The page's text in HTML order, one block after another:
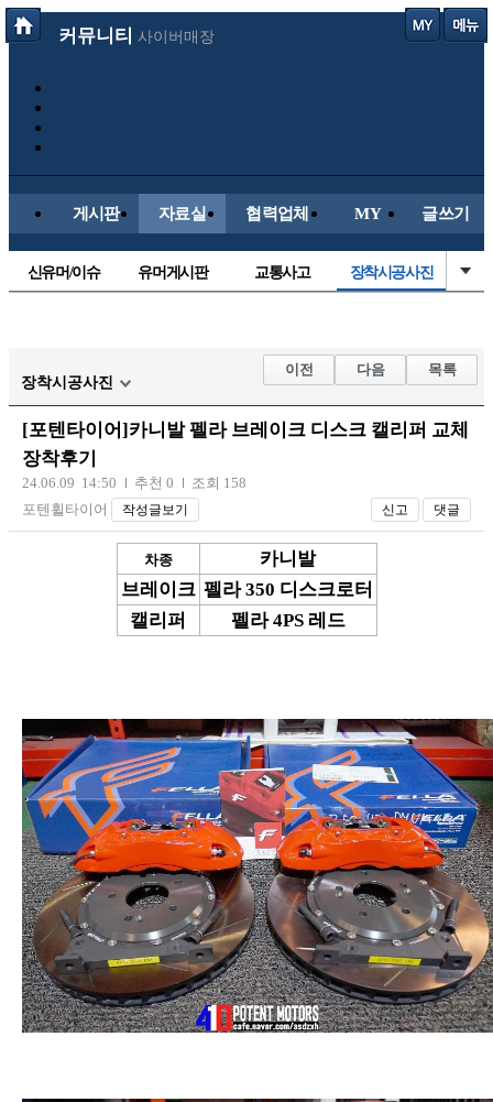
커뮤니티 사이버매장
게시판 자료실 협력업체 MY 글쓰기
신유머/이슈 유머게시판 교통사고 장착시공사진
레이싱모델 자유사진
군사/무기
오토바이
장착시공사진
이전 다음 목록
[포텐타이어]카니발 펠라 브레이크 디스크 캘리퍼 교체
장착후기
24.06.09 14:50 추천 0
조회 158
포텐휠타이어
작성글보기 신고 댓글
차종
카니발
브레이크 펠라 350 디스크로터
캘리퍼
펠라 4PS 레드